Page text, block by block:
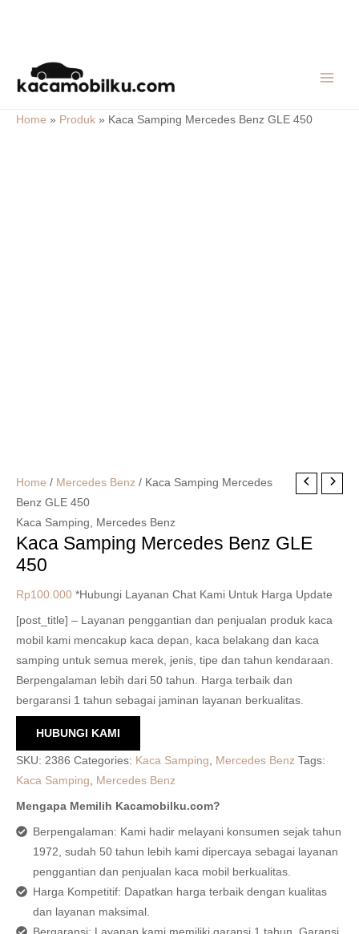
content
Home » Produk » Kaca Samping Mercedes Benz GLE 450
Home / Mercedes Benz / Kaca Samping Mercedes
Benz GLE 450
Kaca Samping, Mercedes Benz
Kaca Samping Mercedes Benz GLE
450
Rp100.000 *Hubungi Layanan Chat Kami Untuk Harga Update
[post_title] – Layanan penggantian dan penjualan produk kaca
mobil kami mencakup kaca depan, kaca belakang dan kaca
samping untuk semua merek, jenis, tipe dan tahun kendaraan.
Berpengalaman lebih dari 50 tahun. Harga terbaik dan
bergaransi 1 tahun sebagai jaminan layanan berkualitas.
HUBUNGI KAMI
SKU: 2386 Categories: Kaca Samping, Mercedes Benz Tags:
Kaca Samping, Mercedes Benz
Mengapa Memilih Kacamobilku.com?
Berpengalaman: Kami hadir melayani konsumen sejak tahun
1972, sudah 50 tahun lebih kami dipercaya sebagai layanan
penggantian dan penjualan kaca mobil berkualitas.
Harga Kompetitif: Dapatkan harga terbaik dengan kualitas
dan layanan maksimal.